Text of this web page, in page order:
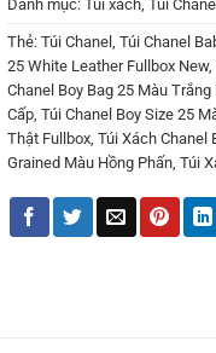
Danh mục: Túi xách Túi Chanel
Thẻ: Túi Chanel Túi Chanel
25 White Leather Fullbox New,
Chanel Boy Bag 25 Màu
Cấp Túi Chanel Boy Size 25
Thật Fullbox Túi Xách Chanel
Grained Màu Hồng Phấn Túi